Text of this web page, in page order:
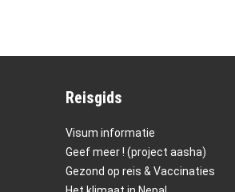
Reisgids
Visum informatie
Geef meer ! (project aasha)
Gezond op reis & Vaccinaties